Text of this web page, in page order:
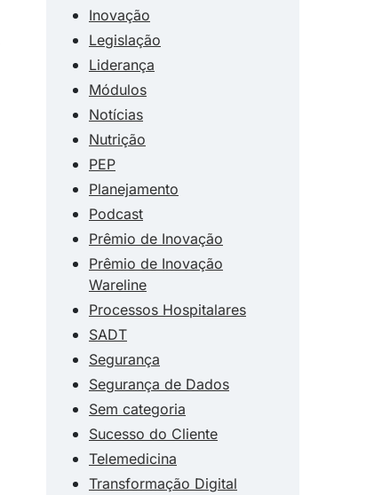
Inovação
Legislação
Liderança
Módulos
Notícias
Nutrição
PEP
Planejamento
Podcast
Prêmio de Inovação
Prêmio de Inovação
Wareline
Processos Hospitalares
SADT
Segurança
Segurança de Dados
Sem categoria
Sucesso do Cliente
Telemedicina
Transformação Digital